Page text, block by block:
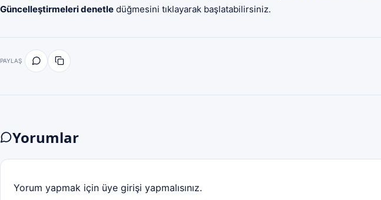
Güncelleştirmeleri denetle düğmesini tıklayarak başlatabilirsiniz.
PAYLAŞ
Yorumlar
Yorum yapmak için üye girişi yapmalısınız.